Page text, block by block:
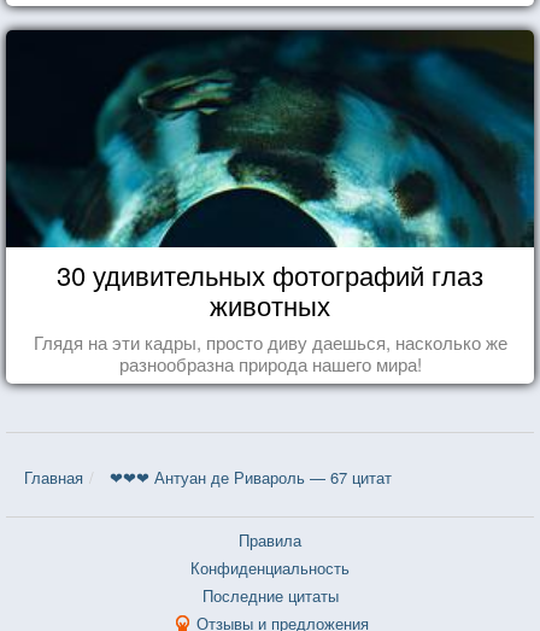
30 удивительных фотографий глаз
животных
Глядя на эти кадры, просто диву даешься, насколько же
разнообразна природа нашего мира!
Главная ❤❤❤ Антуан де Ривароль — 67 цитат
Правила
Конфиденциальность
Последние цитаты
Отзывы и предложения